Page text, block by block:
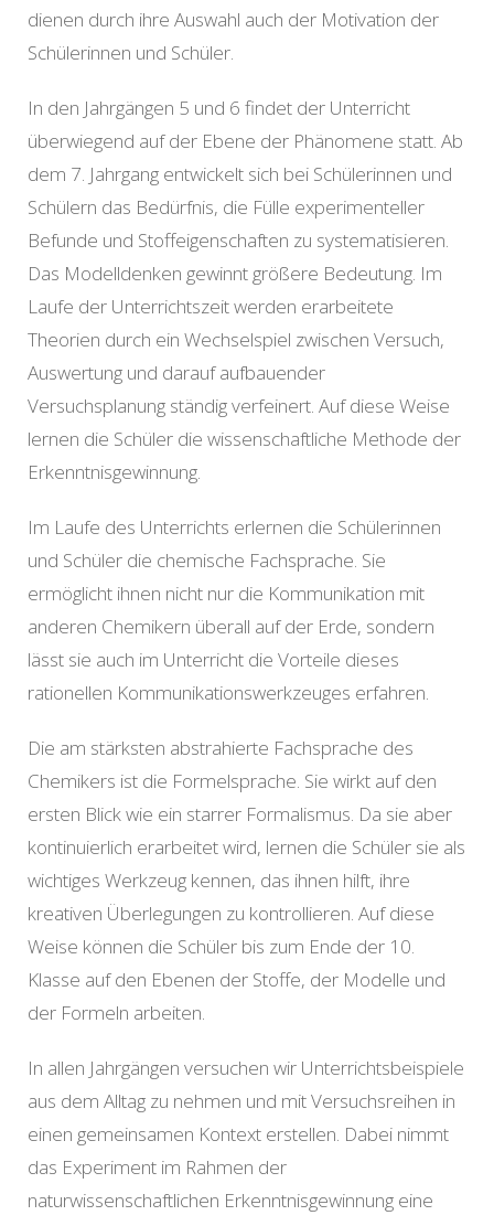
dienen durch ihre Auswahl auch der Motivation der
Schülerinnen und Schüler.
In den Jahrgängen 5 und 6 findet der Unterricht
überwiegend auf der Ebene der Phänomene statt. Ab
dem 7. Jahrgang entwickelt sich bei Schülerinnen und
Schülern das Bedürfnis, die Fülle experimenteller
Befunde und Stoffeigenschaften zu systematisieren.
Das Modelldenken gewinnt größere Bedeutung. Im
Laufe der Unterrichtszeit werden erarbeitete
Theorien durch ein Wechselspiel zwischen Versuch,
Auswertung und darauf aufbauender
Versuchsplanung ständig verfeinert. Auf diese Weise
lernen die Schüler die wissenschaftliche Methode der
Erkenntnisgewinnung.
Im Laufe des Unterrichts erlernen die Schülerinnen
und Schüler die chemische Fachsprache. Sie
ermöglicht ihnen nicht nur die Kommunikation mit
anderen Chemikern überall auf der Erde, sondern
lässt sie auch im Unterricht die Vorteile dieses
rationellen Kommunikationswerkzeuges erfahren.
Die am stärksten abstrahierte Fachsprache des
Chemikers ist die Formelsprache. Sie wirkt auf den
ersten Blick wie ein starrer Formalismus. Da sie aber
kontinuierlich erarbeitet wird, lernen die Schüler sie als
wichtiges Werkzeug kennen, das ihnen hilft, ihre
kreativen Überlegungen zu kontrollieren. Auf diese
Weise können die Schüler bis zum Ende der 10.
Klasse auf den Ebenen der Stoffe, der Modelle und
der Formeln arbeiten.
In allen Jahrgängen versuchen wir Unterrichtsbeispiele
aus dem Alltag zu nehmen und mit Versuchsreihen in
einen gemeinsamen Kontext erstellen. Dabei nimmt
das Experiment im Rahmen der
naturwissenschaftlichen Erkenntnisgewinnung eine